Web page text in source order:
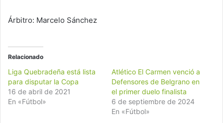
Árbitro: Marcelo Sánchez
Relacionado
Liga Quebradeña está lista
para disputar la Copa
16 de abril de 2021
En «Fútbol»
Atlético El Carmen venció a
Defensores de Belgrano en
el primer duelo finalista
6 de septiembre de 2024
En «Fútbol»